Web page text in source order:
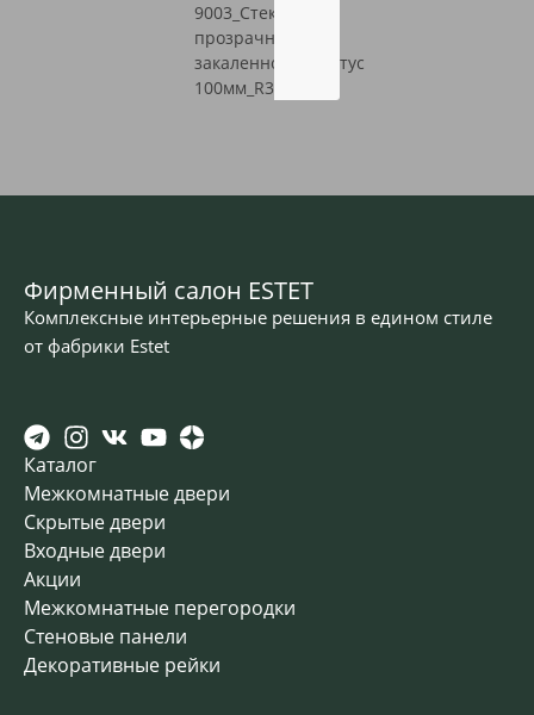
Фирменный салон ESTET
Комплексные интерьерные решения в едином стиле
от фабрики Estet
Каталог
Межкомнатные двери
Скрытые двери
Входные двери
Акции
Межкомнатные перегородки
Стеновые панели
Декоративные рейки